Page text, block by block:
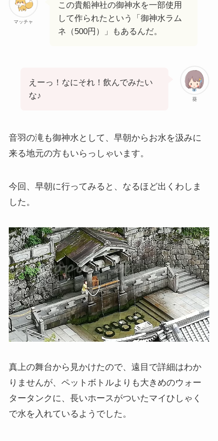
マッチャ
この貴船神社の御神水を一部使用
して作られたという「御神水ラム
ネ（500円）」もあるんだ。
葵
えーっ！なにそれ！飲んでみたい
な♪
音羽の滝も御神水として、早朝からお水を汲みに
来る地元の方もいらっしゃいます。
今回、早朝に行ってみると、なるほど出くわしま
した。
真上の舞台から見かけたので、遠目で詳細はわか
りませんが、ペットボトルよりも大きめのウォー
タータンクに、長いホースがついたマイひしゃく
で水を入れているようでした。